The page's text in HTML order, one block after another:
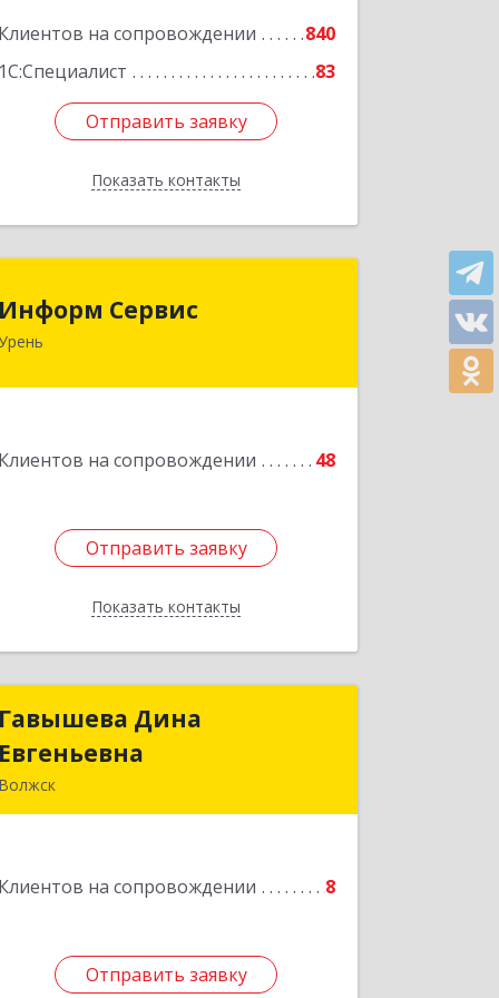
Клиентов на сопровождении
840
1С:Специалист
83
Отправить заявку
Показать контакты
Отправить заявку
Назад
Информ Сервис
Клиентов на сопровождении 48
Отправить заявку
Показать контакты
606800, Нижегородская обл, Уренский
Отправить заявку
Назад
Гавышева Дина
Евгеньевна
Волжск
Клиентов на сопровождении 8
Отправить заявку
Гавышева Дина
Отправить заявку